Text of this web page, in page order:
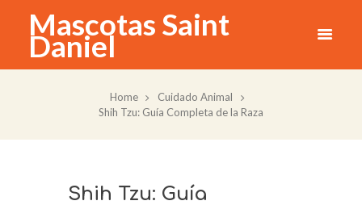
Mascotas Saint
Daniel
Home
Cuidado Animal
Shih Tzu: Guía Completa de la Raza
Shih Tzu: Guía